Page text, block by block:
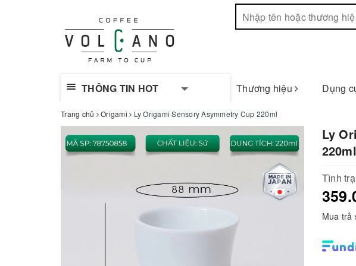
THÔNG TIN HOT Thương hiệu Dụng
Trang chủ Origami Ly Origami Sensory Asymmetry Cup 220ml
Ly
220ml
Tình
Mua trả